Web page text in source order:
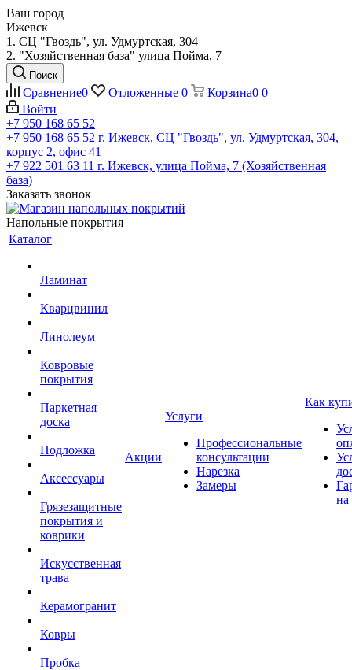
Ваш город
Ижевск
1. СЦ "Гвоздь", ул. Удмуртская, 304
2. "Хозяйственная база" улица Пойма, 7
Поиск
Сравнение0 Отложенные 0 Корзина0 0
Войти
+7 950 168 65 52
+7 950 168 65 52 г. Ижевск, СЦ "Гвоздь", ул. Удмуртская, 304,
корпус 2, офис 41
+7 922 501 63 11 г. Ижевск, улица Пойма, 7 (Хозяйственная
база)
Заказать звонок
Напольные покрытия
Каталог
Ламинат
Кварцвинил
Линолеум
Ковровые
покрытия
Паркетная
доска
Подложка
Аксессуары
Грязезащитные
покрытия и
коврики
Искусственная
трава
Керамогранит
Ковры
Пробка
Акции
Услуги
Профессиональные
консультации
Нарезка
Замеры
Как
на